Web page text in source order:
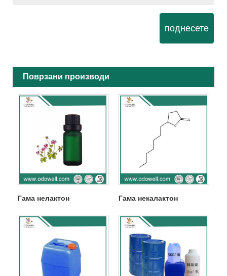
поднесете
Поврзани производи
Гама нелактон Гама некалактон